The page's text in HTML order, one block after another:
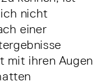
nicht
einer
mit ihren Augen